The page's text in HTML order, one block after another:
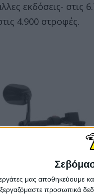
μας
προσωπικά
εκδόσεις- στις
4.900 στροφές.